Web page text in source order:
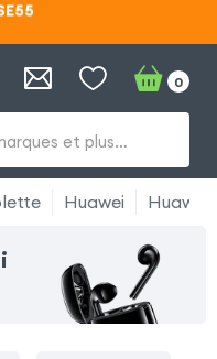
et plus…
0
Huawei Huawei